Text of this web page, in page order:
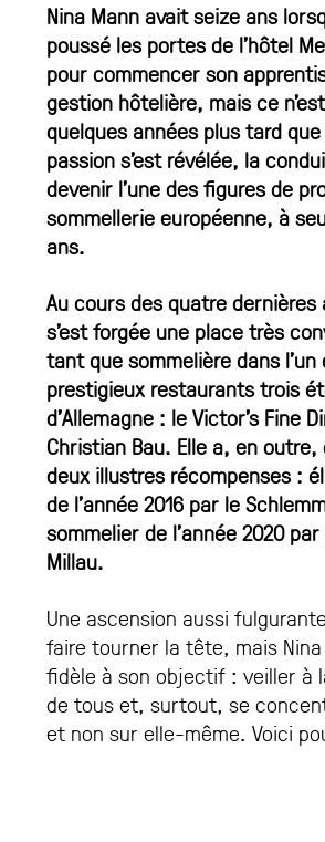
Nina Mann avait seize ans
poussé les portes de l’hôtel
pour commencer son
gestion hôtelière, mais ce
quelques années plus tard
passion s’est révélée, la
devenir l’une des figures de
sommellerie européenne, à
ans.
Au cours des quatre dernières
s’est forgée une place très
tant que sommelière dans l’un
prestigieux restaurants trois
d’Allemagne : le Victor’s Fine
Christian Bau. Elle a, en
deux illustres récompenses :
de l’année 2016 par le
sommelier de l’année 2020
Millau.
Une ascension aussi
faire tourner la tête, mais
fidèle à son objectif : veiller à
de tous et, surtout, se
et non sur elle-même. Voici